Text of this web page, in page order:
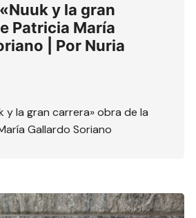
y la gran
Patricia María
| Por Nuria
y la gran carrera» obra de la
Gallardo Soriano